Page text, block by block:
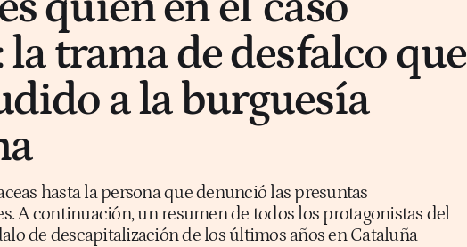
la trama de desfalco que
a la burguesía
hasta la persona que denunció las presuntas
A continuación, un resumen de todos los protagonistas del
de descapitalización de los últimos años en Cataluña